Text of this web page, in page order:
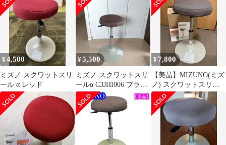
への負担軽減
¥4,500
ミズノ スクワットスリ
ール α レッド
¥5,500
ミズノ スクワットスリ
ールα C3JHI006 ブラウ
ン
¥ 7,800
【美品】MIZUNO(ミズ
ノ) スクワットスリー
ルα ブラウン 取扱説
明書付き